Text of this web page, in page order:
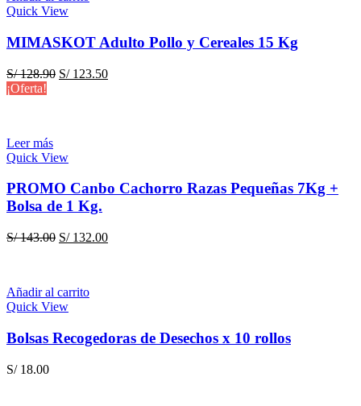
Quick View
MIMASKOT Adulto Pollo y Cereales 15 Kg
S/128.90 El
S/123.50El
¡Oferta!
Leer más
Quick View
PROMO Canbo Cachorro Razas Pequeñas 7Kg +
Bolsa de 1 Kg.
S/143.00 El
S/ 143.00.
S/132.00El
Añadir al carrito
Quick View
Bolsas Recogedoras de Desechos x 10 rollos
S/18.00